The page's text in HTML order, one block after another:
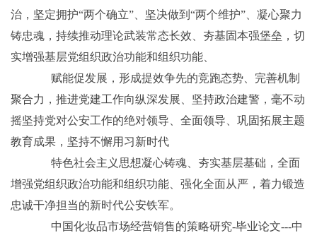
治，坚定拥护“两个确立”、坚决做到“两个维护”、凝心聚力
铸忠魂，持续推动理论武装常态长效、夯基固本强堡垒，切
实增强基层党组织政治功能和组织功能、
赋能促发展，形成提效争先的竞跑态势、完善机制
聚合力，推进党建工作向纵深发展、坚持政治建警，毫不动
摇坚持党对公安工作的绝对领导、全面领导、巩固拓展主题
教育成果，坚持不懈用习新时代
特色社会主义思想凝心铸魂、夯实基层基础，全面
增强党组织政治功能和组织功能、强化全面从严，着力锻造
忠诚干净担当的新时代公安铁军。
中国化妆品市场经营销售的策略研究-毕业论文---中